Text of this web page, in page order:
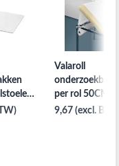
wit
Valaroll
per rol 50CM x
laags
9,67 (excl.